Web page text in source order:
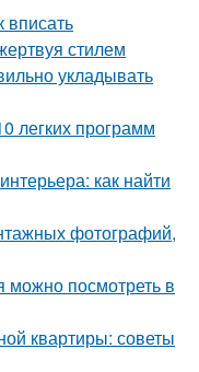
вписать
стилем
укладывать
легких программ
как найти
фотографий,
посмотреть в
квартиры: советы